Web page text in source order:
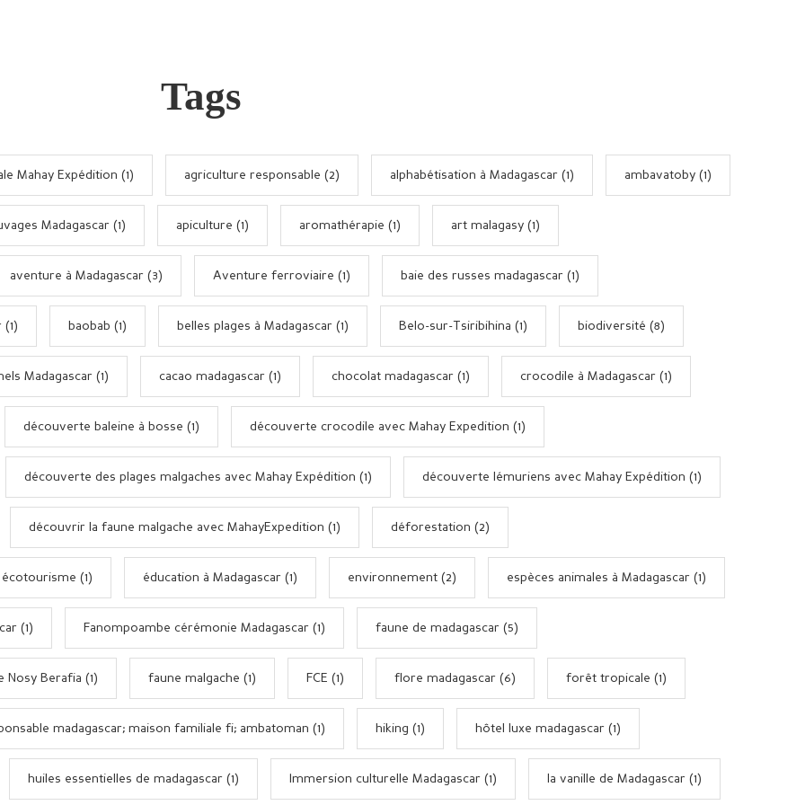
Tags
Mahay Expédition (1) agriculture responsable (2) alphabétisation à Madagascar (1) ambavatoby (1)
Madagascar (1) apiculture (1) aromathérapie (1) art malagasy (1)
aventure à Madagascar (3) Aventure ferroviaire (1) baie des russes madagascar (1)
(1) baobab (1) belles plages à Madagascar (1) Belo-sur-Tsiribihina (1) biodiversité (8)
Madagascar (1) cacao madagascar (1) chocolat madagascar (1) crocodile à Madagascar (1)
découverte baleine à bosse (1) découverte crocodile avec Mahay Expedition (1)
découverte des plages malgaches avec Mahay Expédition (1) découverte lémuriens avec Mahay Expédition (1)
découvrir la faune malgache avec MahayExpedition (1) déforestation (2)
écotourisme (1) éducation à Madagascar (1) environnement (2) espèces animales à Madagascar (1)
(1) Fanompoambe cérémonie Madagascar (1) faune de madagascar (5)
Nosy Berafia (1) faune malgache (1) FCE (1) flore madagascar (6) forêt tropicale (1)
madagascar; maison familiale fi; ambatoman (1) hiking (1) hôtel luxe madagascar (1)
huiles essentielles de madagascar (1) Immersion culturelle Madagascar (1) la vanille de Madagascar (1)